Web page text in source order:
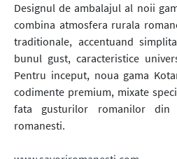
Designul de ambalajul al noii
combina atmosfera rurala
traditionale, accentuand
bunul gust, caracteristice
Pentru inceput, noua gama
codimente premium, mixate
fata gusturilor romanilor din
romanesti.